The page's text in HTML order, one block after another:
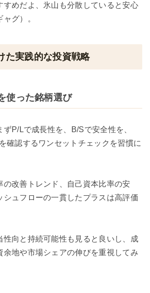
すめだよ、氷山も分散していると安心
グ）。
た実践的な投資戦略
使った銘柄選び
P/Lで成長性を、B/Sで安全性を、
確認するワンセットチェックを習慣に
の改善トレンド、自己資本比率の安
シュフローの一貫したプラスは高評価
性向と持続可能性も見ると良いし、成
余地や市場シェアの伸びを重視してみ